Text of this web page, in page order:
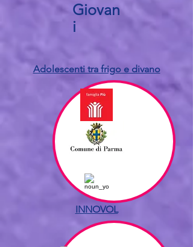
Giovan
i
Adolescenti tra frigo e divano
INNOVOL